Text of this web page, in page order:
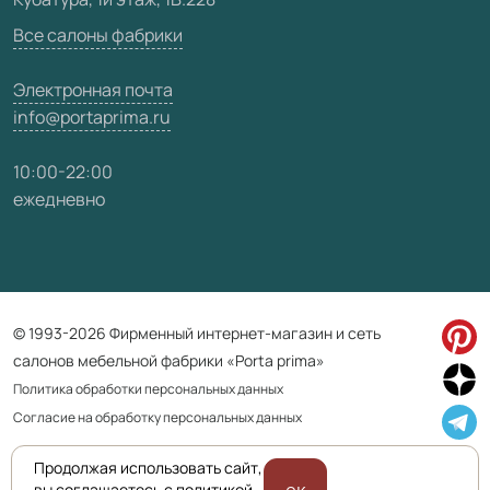
Все салоны фабрики
Электронная почта
info@portaprima.ru
10:00-22:00
ежедневно
© 1993-2026 Фирменный интернет-магазин и сеть
салонов мебельной фабрики «Porta prima»
Политика обработки персональных данных
Согласие на обработку персональных данных
Приведенная на сайте информация не является публичной офертой
Продолжая использовать сайт,